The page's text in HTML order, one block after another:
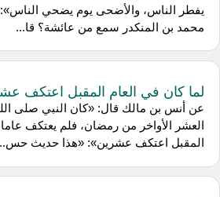
يفطر الناس، والأضحى يوم يضحي
محمد بن المنكدر سمع من عائشة؟ قا...
لما كان في العام المقبل اعتكف
عن أنس بن مالك قال: «كان النبي صلى
العشر الأواخر من رمضان، فلم يعتكف
المقبل اعتكف عشرين»: «هذا حديث